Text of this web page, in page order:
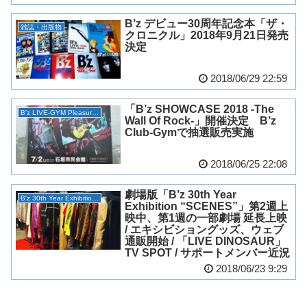
雑誌・出版物
B’z デビュー30周年記念本「ザ・
クロニクル」2018年9月21日発売
決定
2018/06/29 22:59
B'z LIVE-GYM Pleasure 2018 -HINOTORI-
「B’z SHOWCASE 2018 -The
Wall Of Rock-」開催決定 B’z
Club-Gymで抽選販売実施
2018/06/25 22:08
劇場版「B’z 30th Year
Exhibition “SCENES”」第2週上
映中、第1週の一部劇場 延長上映
/ エキシビショングッズ、ウェブ
通販開始 / 「LIVE DINOSAUR」
TV SPOT / サポートメンバー近況
2018/06/23 9:29